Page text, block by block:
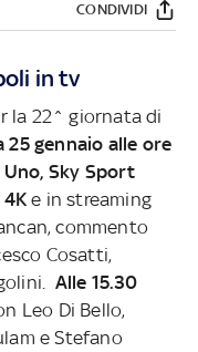
CONDIVIDI
in tv
la 22^ giornata di
25 gennaio alle ore
Sky Sport
e in streaming
commento
Cosatti,
Alle 15.30
Leo Di Bello,
e Stefano